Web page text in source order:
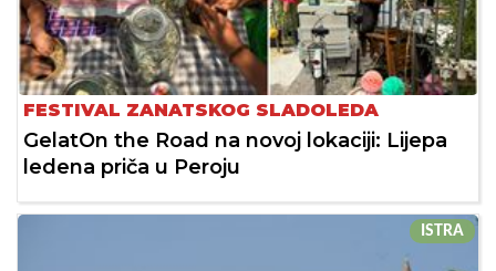
FESTIVAL ZANATSKOG SLADOLEDA
GelatOn the Road na novoj lokaciji: Lijepa
ledena priča u Peroju
ISTRA